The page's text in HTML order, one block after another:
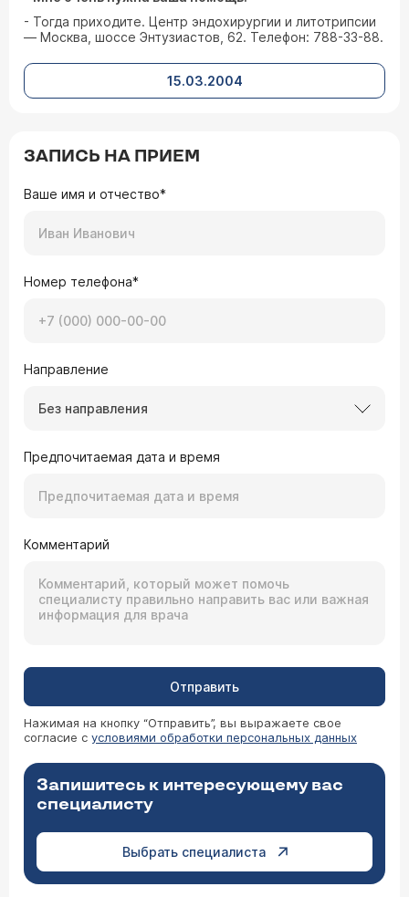
- Тогда приходите. Центр эндохирургии и литотрипсии
— Москва, шоссе Энтузиастов, 62. Телефон: 788-33-88.
15.03.2004
ЗАПИСЬ НА ПРИЕМ
Ваше имя и отчество*
Номер телефона*
Направление
Без направления
Предпочитаемая дата и время
Комментарий
Отправить
Нажимая на кнопку “Отправить”, вы выражаете свое
согласие с условиями обработки персональных данных
Запишитесь к интересующему вас
специалисту
Выбрать специалиста